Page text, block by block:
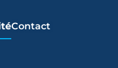
Contact